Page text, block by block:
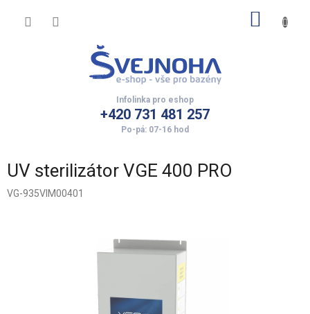
+420 731 481 257
UV sterilizátor VGE 400 PRO
VG-935VIM00401